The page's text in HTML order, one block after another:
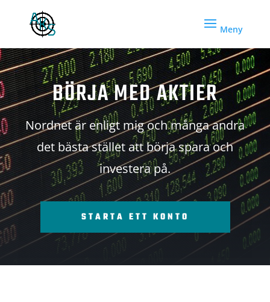
BÖRJA MED AKTIER
Nordnet är enligt mig och många andra
det bästa stället att börja spara och
investera på.
STARTA ETT KONTO